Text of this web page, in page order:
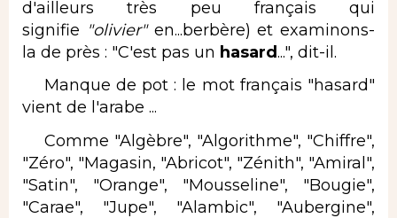
d'ailleurs très peu français qui
signifie "olivier" en...berbère) et examinons-
la de près : "C'est pas un hasard...", dit-il.
Manque de pot : le mot français "hasard"
vient de l'arabe ...
Comme "Algèbre", "Algorithme", "Chiffre",
"Zéro", "Magasin, "Abricot", "Zénith", "Amiral",
"Satin", "Orange", "Mousseline", "Bougie",
"Carae", "Jupe", "Alambic", "Aubergine",